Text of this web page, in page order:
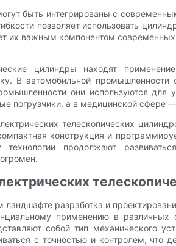
быть интегрированы с
позволяет использовать
их важным компонентом
цилиндры находят
В автомобильной
они используются
погрузчики, а в медицинской
телескопических
конструкция и
продолжают
разработка и
применению в
собой тип механического
с точностью и контролем,